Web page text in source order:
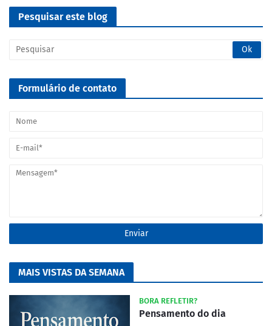
Pesquisar este blog
Formulário de contato
MAIS VISTAS DA SEMANA
BORA REFLETIR?
Pensamento do dia